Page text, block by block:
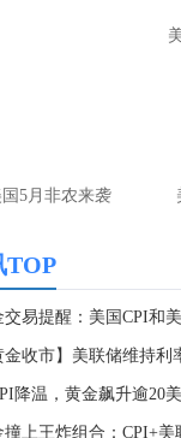
网友-中金在线手机网
婷：
导， 关注老师
mp.cnfol.com/user/
网友-中金在线手机网
婷：7美金
5月非农来袭
TOP